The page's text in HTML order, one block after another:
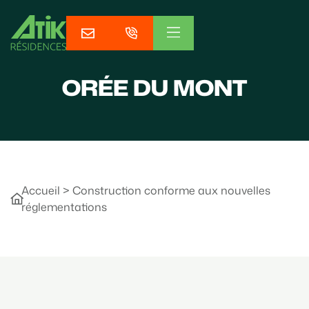
ORÉE DU MONT
Accueil >Construction conforme aux nouvelles
réglementations